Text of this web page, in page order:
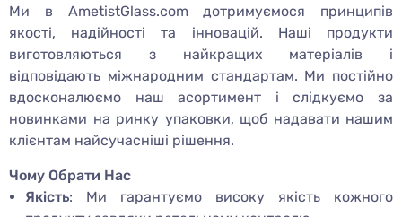
Ми в AmetistGlass.com дотримуємося принципів
якості, надійності та інновацій. Наші продукти
виготовляються з найкращих матеріалів і
відповідають міжнародним стандартам. Ми постійно
вдосконалюємо наш асортимент і слідкуємо за
новинками на ринку упаковки, щоб надавати нашим
клієнтам найсучасніші рішення.
Чому Обрати Нас
Якість: Ми гарантуємо високу якість кожного